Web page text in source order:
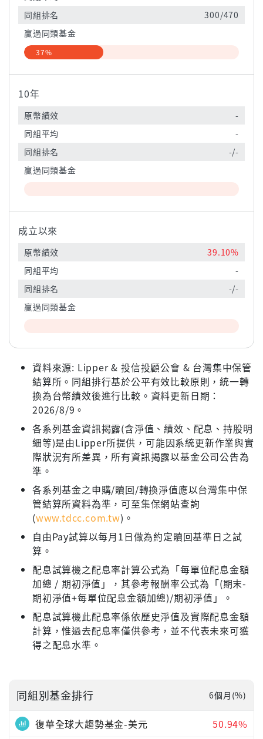
同組排名
300/470
贏過同類基金
37%
10年
原幣績效
-
同組平均
-
同組排名
-/-
贏過同類基金
成立以來
原幣績效
39.10%
同組平均
-
同組排名
-/-
贏過同類基金
資料來源: Lipper & 投信投顧公會 & 台灣集中保管
結算所。同組排行基於公平有效比較原則，統一轉
換為台幣績效後進行比較。資料更新日期：
2026/8/9。
各系列基金資訊揭露(含淨值、績效、配息、持股明
細等)是由Lipper所提供，可能因系統更新作業與實
際狀況有所差異，所有資訊揭露以基金公司公告為
準。
各系列基金之申購/贖回/轉換淨值應以台灣集中保
管結算所資料為準，可至集保網站查詢
(www.tdcc.com.tw)。
自由Pay試算以每月1日做為約定贖回基準日之試
算。
配息試算機之配息率計算公式為「每單位配息金額
加總 / 期初淨值」，其參考報酬率公式為「(期末-
期初淨值+每單位配息金額加總)/期初淨值」。
配息試算機此配息率係依歷史淨值及實際配息金額
計算，惟過去配息率僅供參考，並不代表未來可獲
得之配息水準。
同組別基金排行 6個月(%)
復華全球大趨勢基金-美元
50.94%